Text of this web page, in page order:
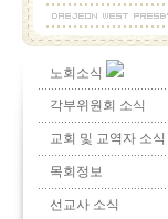
노회소식
각부위원회 소식
교회 및 교역자 소식
목회정보
선교사 소식